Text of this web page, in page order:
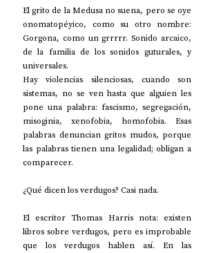
El grito de la Medusa no suena, pero se oye
onomatopéyico, como su otro nombre:
Gorgona, como un grrrrr. Sonido arcaico,
de la familia de los sonidos guturales, y
universales.
Hay violencias silenciosas, cuando son
sistemas, no se ven hasta que alguien les
pone una palabra: fascismo, segregación,
misoginia, xenofobia, homofobia. Esas
palabras denuncian gritos mudos, porque
las palabras tienen una legalidad; obligan a
comparecer.
¿Qué dicen los verdugos? Casi nada.
El escritor Thomas Harris nota: existen
libros sobre verdugos, pero es improbable
que los verdugos hablen así. En las